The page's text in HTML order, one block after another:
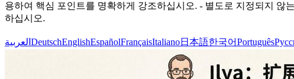
용하여 핵심 포인트를 명확하게 강조하십시오. - 별도로 지정되지 않
하십시오.
العربية DeutschEnglishEspañolFrançaisItaliano日本語한국어Português